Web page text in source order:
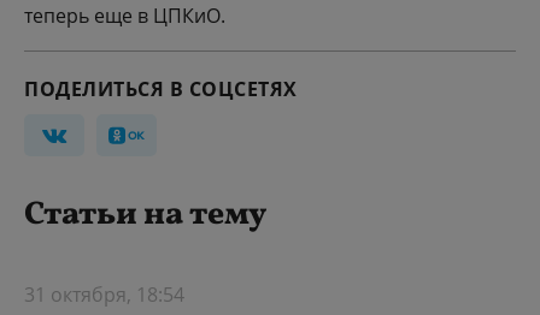
теперь еще в ЦПКиО.
ПОДЕЛИТЬСЯ В СОЦСЕТЯХ
Статьи на тему
31 октября, 18:54